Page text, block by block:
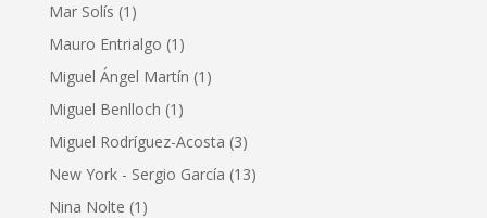
Mar Solís (1)
Mauro Entrialgo (1)
Miguel Ángel Martín (1)
Miguel Benlloch (1)
Miguel Rodríguez-Acosta (3)
New York - Sergio García (13)
Nina Nolte (1)